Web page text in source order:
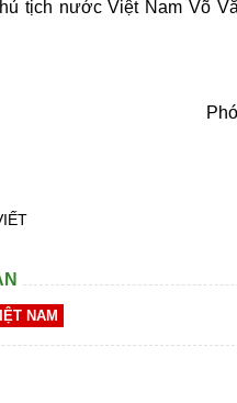
tịch nước Việt Nam Võ
NAM